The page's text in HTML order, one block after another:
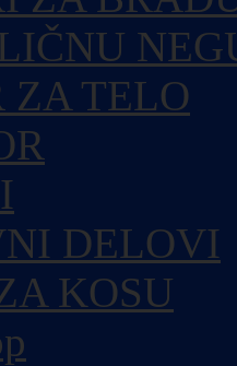
ZA TELO
DELOVI
KOSU